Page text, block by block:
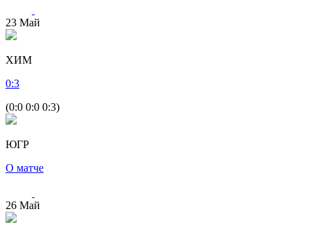
23 Май
ХИМ
0:3
(0:0 0:0 0:3)
ЮГР
О матче
26 Май